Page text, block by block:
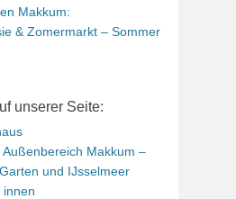
Makkum:
& Zomermarkt – Sommer
unserer Seite:
Außenbereich Makkum –
und IJsselmeer
innen